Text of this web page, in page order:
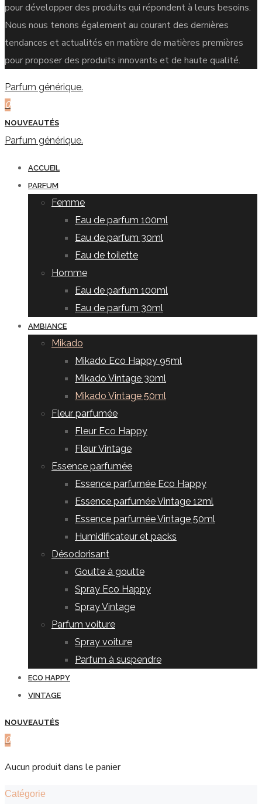
pour développer des produits qui répondent à leurs besoins.
Nous nous tenons également au courant des dernières
tendances et actualités en matière de matières premières
pour proposer des produits innovants et de haute qualité.
Parfum générique.
0
NOUVEAUTÉS
Parfum générique.
ACCUEIL
PARFUM
Femme
Eau de parfum 100ml
Eau de parfum 30ml
Eau de toilette
Homme
Eau de parfum 100ml
Eau de parfum 30ml
AMBIANCE
Mikado
Mikado Eco Happy 95ml
Mikado Vintage 30ml
Mikado Vintage 50ml
Fleur parfumée
Fleur Eco Happy
Fleur Vintage
Essence parfumée
Essence parfumée Eco Happy
Essence parfumée Vintage 12ml
Essence parfumée Vintage 50ml
Humidificateur et packs
Désodorisant
Goutte à goutte
Spray Eco Happy
Spray Vintage
Parfum voiture
Spray voiture
Parfum à suspendre
ECO HAPPY
VINTAGE
NOUVEAUTÉS
0
Aucun produit dans le panier
Catégorie